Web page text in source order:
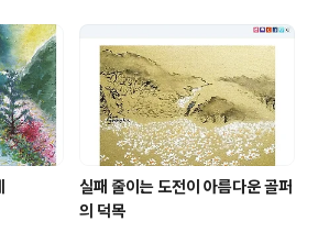
실패 줄이는 도전이 아름다운 골퍼
의 덕목